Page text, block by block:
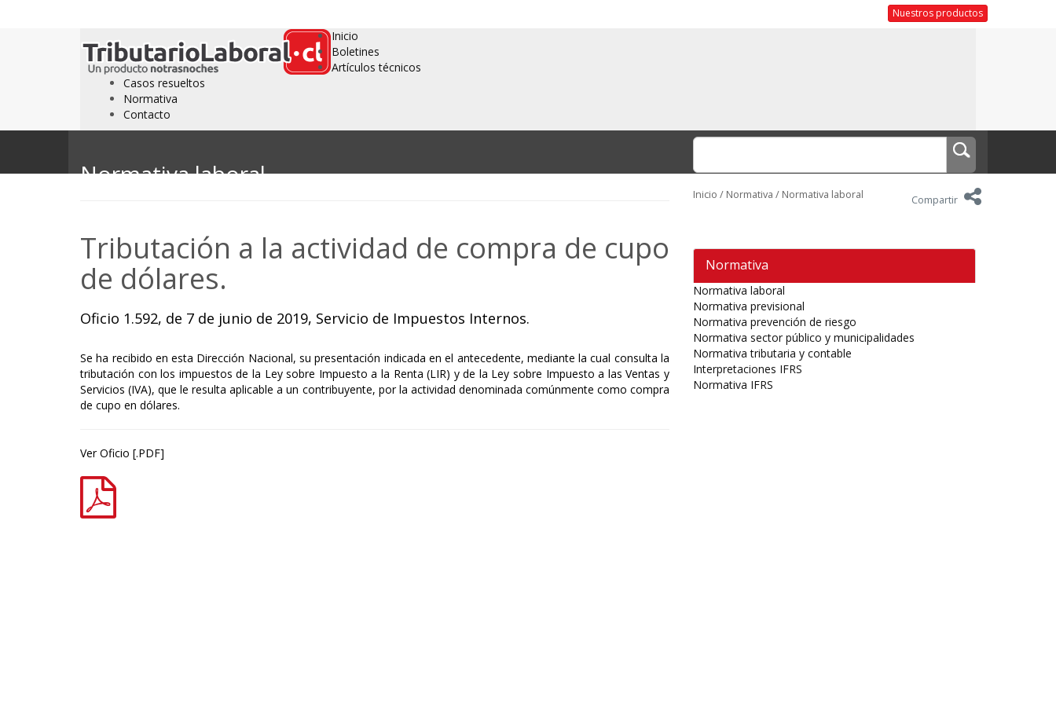
Nuestros productos
Inicio
Boletines
Artículos técnicos
Casos resueltos
Normativa
Contacto
Normativa laboral
Inicio / Normativa / Normativa laboral Compartir
Tributación a la actividad de compra de cupo
de dólares.
Oficio 1.592, de 7 de junio de 2019, Servicio de Impuestos Internos.
Se ha recibido en esta Dirección Nacional, su presentación indicada en el antecedente, mediante la cual consulta la
tributación con los impuestos de la Ley sobre Impuesto a la Renta (LIR) y de la Ley sobre Impuesto a las Ventas y
Servicios (IVA), que le resulta aplicable a un contribuyente, por la actividad denominada comúnmente como compra
de cupo en dólares.
Ver Oficio [.PDF]
Normativa
Normativa laboral
Normativa previsional
Normativa prevención de riesgo
Normativa sector público y municipalidades
Normativa tributaria y contable
Interpretaciones IFRS
Normativa IFRS